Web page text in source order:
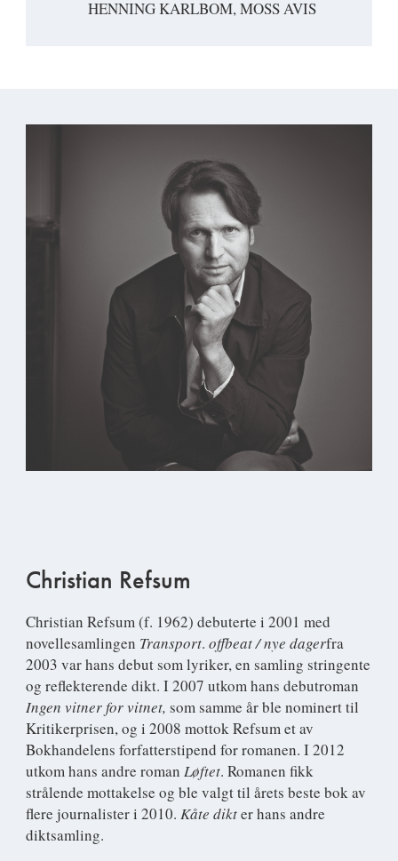
HENNING KARLBOM, MOSS AVIS
Christian Refsum
Christian Refsum(f. 1962) debuterte i 2001 med
novellesamlingen Transport. offbeat / nye dagerfra
2003 var hans debut som lyriker, en samling stringente
og reflekterende dikt. I 2007 utkom hans debutroman
Ingen vitner for vitnet, som samme år ble nominert til
Kritikerprisen, og i 2008 mottok Refsum et av
Bokhandelens forfatterstipend for romanen. I 2012
utkom hans andre roman Løftet. Romanen fikk
strålende mottakelse og ble valgt til årets beste bok av
flere journalister i 2010. Kåte dikter hans andre
diktsamling.